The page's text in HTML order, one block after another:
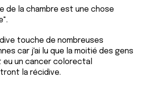
de la chambre est une chose
touche de nombreuses
car j'ai lu que la moitié des gens
eu un cancer colorectal
la récidive.